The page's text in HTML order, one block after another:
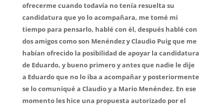
ofrecerme cuando todavía no tenía resuelta su
candidatura que yo lo acompañara, me tomé mi
tiempo para pensarlo, hablé con él, después hablé con
dos amigos como son Menéndez y Claudio Puig que me
habían ofrecido la posibilidad de apoyar la candidatura
de Eduardo, y bueno primero y antes que nadie le dije
a Eduardo que no lo iba a acompañar y posteriormente
se lo comuniqué a Claudio y a Mario Menéndez. En ese
momento les hice una propuesta autorizado por el